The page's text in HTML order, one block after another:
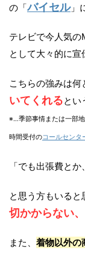
の「バイセル」
テレビで今人気
として大々的に宣
こちらの強みは何
いてくれるとい
※…季節事情または一部
時間受付のコールセンタ
「でも出張費と
と思う方もいると
切かからない
また、 着物以外の